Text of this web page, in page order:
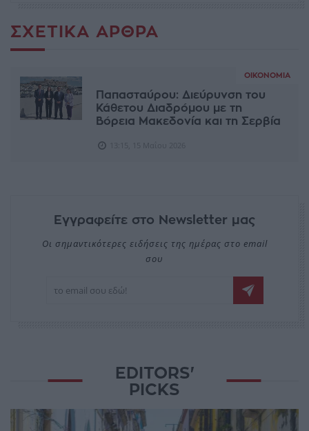
ΣΧΕΤΙΚΆ ΆΡΘΡΑ
ΟΙΚΟΝΟΜΊΑ
Παπασταύρου: Διεύρυνση του
Κάθετου Διαδρόμου με τη
Βόρεια Μακεδονία και τη Σερβία
Εγγραφείτε στο Newsletter μας
Οι σημαντικότερες ειδήσεις της ημέρας στο email
σου
EDITORS'
PICKS